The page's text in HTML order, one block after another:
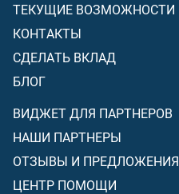
ТЕКУЩИЕ ВОЗМОЖНОСТИ
КОНТАКТЫ
СДЕЛАТЬ ВКЛАД
БЛОГ
ВИДЖЕТ ДЛЯ ПАРТНЕРОВ
НАШИ ПАРТНЕРЫ
ОТЗЫВЫ И ПРЕДЛОЖЕНИЯ
ЦЕНТР ПОМОЩИ